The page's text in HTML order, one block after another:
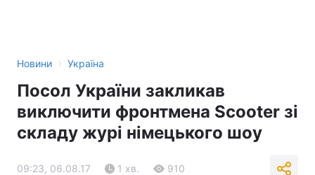
Новини › Україна
Посол України закликав
виключити фронтмена Scooter зі
складу журі німецького шоу
09:23, 06.08.17 1 хв. 910